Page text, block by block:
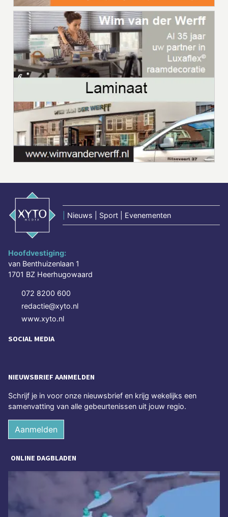
Nieuws | Sport | Evenementen
Hoofdvestiging:
van Benthuizenlaan 1
1701 BZ Heerhugowaard
072 8200 600
redactie@xyto.nl
www.xyto.nl
SOCIAL MEDIA
NIEUWSBRIEF AANMELDEN
Schrijf je in voor onze nieuwsbrief en krijg wekelijks een
samenvatting van alle gebeurtenissen uit jouw regio.
Aanmelden
ONLINE DAGBLADEN